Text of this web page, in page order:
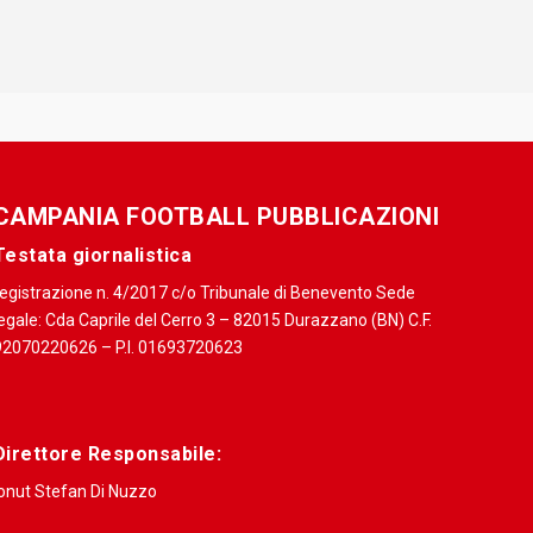
FOOTBALL PUBBLICAZIONI
giornalistica
n. 4/2017 c/o Tribunale di Benevento Sede
Cda Caprile del Cerro 3 – 82015 Durazzano (BN) C.F.
– P.I. 01693720623
Responsabile:
Stefan Di Nuzzo